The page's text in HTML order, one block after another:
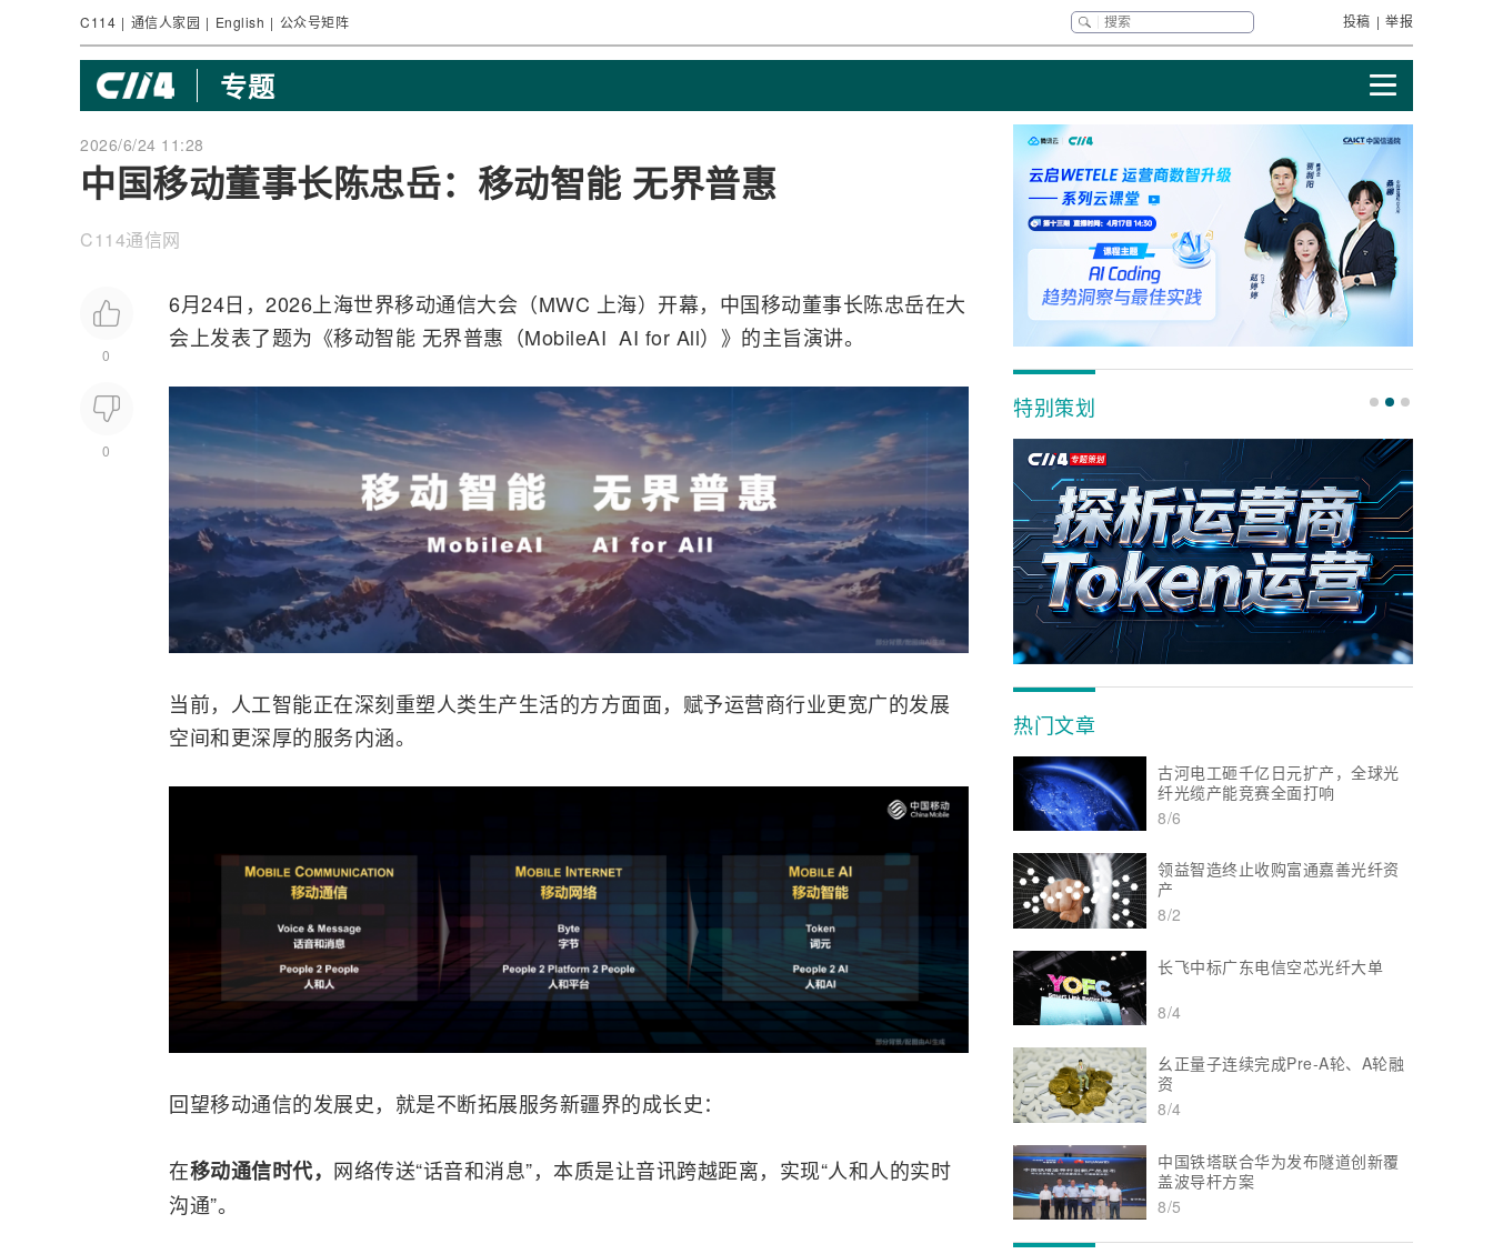
C114 | 通信人家园 | English | 公众号矩阵 投稿 | 举报
专题
2026/6/24 11:28
中国移动董事长陈忠岳：移动智能 无界普惠
C114通信网
0
0
6月24日，2026上海世界移动通信大会（MWC 上海）开幕， 中国移动董事长陈忠岳在大
会上发表了题为《移动智能 无界普惠（MobileAI AI for All）》的主旨演讲。
当前， 人工智能正在深刻重塑人类生产生活的方方面面，赋予运营商行业更宽广的发展
空间和更深厚的服务内涵。
回望移动通信的发展史，就是不断拓展服务新疆界的成长史：
在移动通信时代， 网络传送“话音和消息”，本质是让音讯跨越距离，实现“人和人的实时
沟通”。
特别策划
热门文章
古河电工砸千亿日元扩产，全球光
纤光缆产能竞赛全面打响
8/6
领益智造终止收购富通嘉善光纤资
产
8/2
长飞中标广东电信空芯光纤大单
8/4
幺正量子连续完成Pre-A轮、A轮融
资
8/4
中国铁塔联合华为发布隧道创新覆
盖波导杆方案
8/5